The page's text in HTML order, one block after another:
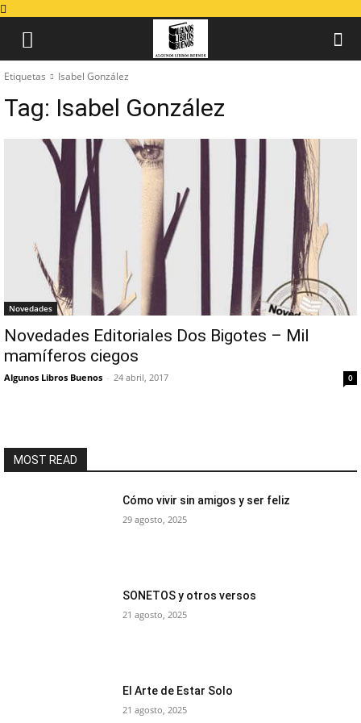
Etiquetas Isabel González
Tag: Isabel González
Novedades
Novedades Editoriales Dos Bigotes – Mil
mamíferos ciegos
Algunos Libros Buenos - 24 abril, 2017 0
MOST READ
Cómo vivir sin amigos y ser feliz
29 agosto, 2025
SONETOS y otros versos
21 agosto, 2025
El Arte de Estar Solo
21 agosto, 2025